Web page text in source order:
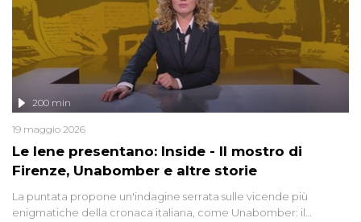
Le Iene presentano: Inside - Il mostro di
Firenze, Unabomber e altre storie
200 min
19 maggio 2026
La puntata propone un'indagine serrata sulle vicende più
enigmatiche della cronaca italiana, come Unabomber: il